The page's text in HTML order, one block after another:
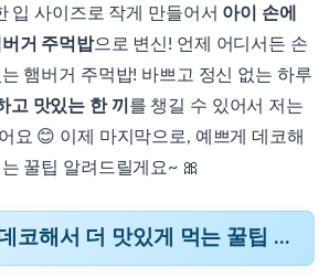
입 사이즈로 작게 만들어서 아이 손에
거 주먹밥으로 변신! 언제 어디서든 손
햄버거 주먹밥! 바쁘고 정신 없는 하루
고 맛있는 한 끼 를 챙길 수 있어서 저는
요 😊 이제 마지막으로, 예쁘게 데코해
꿀팁 알려드릴게요~ 🎀
🌈 예쁘게 데코해서 더 맛있게 먹는 꿀팁 대공개